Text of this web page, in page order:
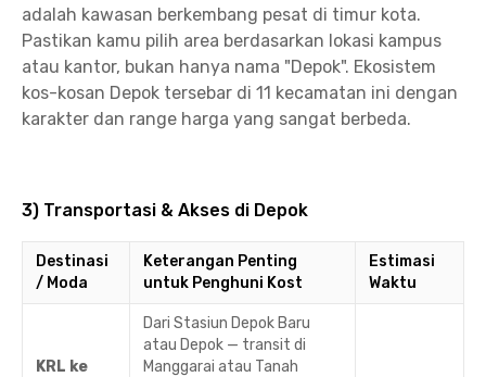
adalah kawasan berkembang pesat di timur kota.
Pastikan kamu pilih area berdasarkan lokasi kampus
atau kantor, bukan hanya nama "Depok". Ekosistem
kos-kosan Depok tersebar di 11 kecamatan ini dengan
karakter dan range harga yang sangat berbeda.
3) Transportasi & Akses di Depok
Destinasi
/ Moda
Keterangan Penting
untuk Penghuni Kost
Estimasi
Waktu
KRL ke
Dari Stasiun Depok Baru
atau Depok — transit di
Manggarai atau Tanah